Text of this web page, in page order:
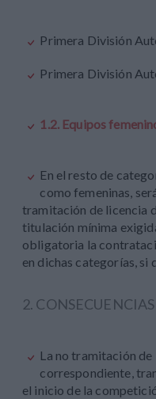
Primera División
Primera División
1.2. Equipos
En el resto de
como femeninas,
tramitación de licencia
titulación mínima
obligatoria la
en dichas categorías, si
2.
La no tramitación
correspondiente,
el inicio de la